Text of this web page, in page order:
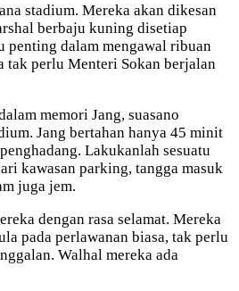
stadium. Mereka akan dikesan
berbaju kuning disetiap
penting dalam mengawal ribuan
tak perlu Menteri Sokan berjalan
memori Jang, suasano
Jang bertahan hanya 45 minit
Lakukanlah sesuatu
kawasan parking, tangga masuk
juga jem.
dengan rasa selamat. Mereka
pada perlawanan biasa, tak perlu
Walhal mereka ada